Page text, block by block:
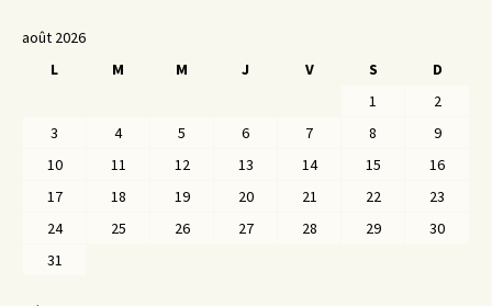
août 2026
L
M M J V S
D
1
2
3
4 5 6 7 8
9
10
11 12 13 14 15
16
17
18 19 20 21 22
23
24
25 26 27 28 29
30
31